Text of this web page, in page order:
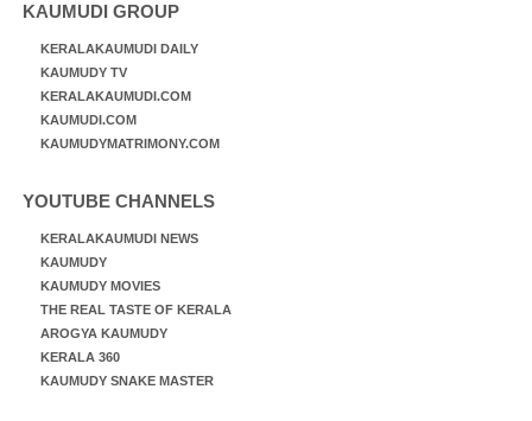
KAUMUDI GROUP
KERALAKAUMUDI DAILY
KAUMUDY TV
KERALAKAUMUDI.COM
KAUMUDI.COM
KAUMUDYMATRIMONY.COM
YOUTUBE CHANNELS
KERALAKAUMUDI NEWS
KAUMUDY
KAUMUDY MOVIES
THE REAL TASTE OF KERALA
AROGYA KAUMUDY
KERALA 360
KAUMUDY SNAKE MASTER